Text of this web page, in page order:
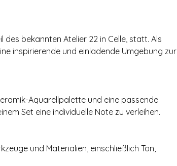
bekannten Atelier 22 in Celle, statt. Als
inspirierende und einladende Umgebung zur
Aquarellpalette und eine passende
Set eine individuelle Note zu verleihen.
und Materialien, einschließlich Ton,